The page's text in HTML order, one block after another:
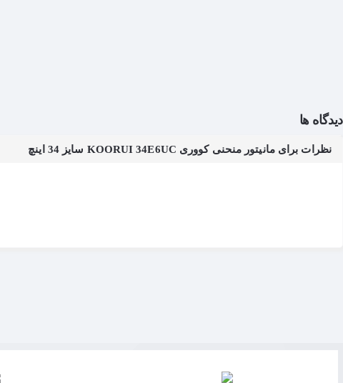
دیدگاه ها
نظرات برای مانیتور منحنی کووری KOORUI 34E6UC سایز 34 اینچ